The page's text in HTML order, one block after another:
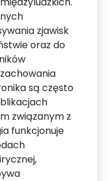
zjawisk
oraz do
są często
związanym z
funkcjonuje